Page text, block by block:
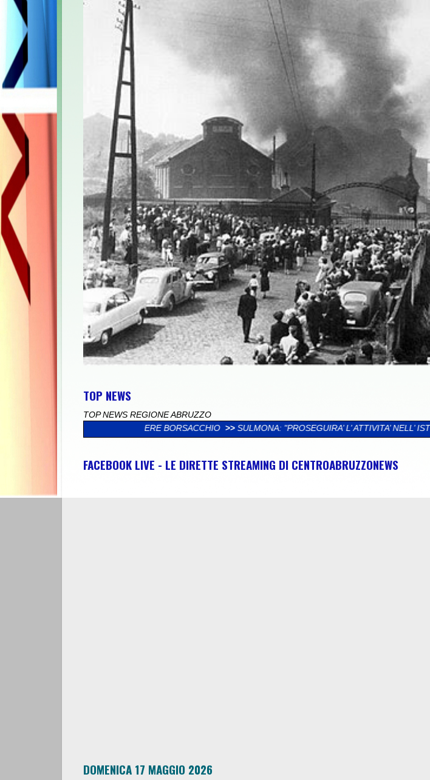
TOP NEWS
TOP NEWS REGIONE ABRUZZO
SULMONA: "PROSEGUIRA’ L’ ATTIVITA’ NELL’ ISTITUTO “REGINA
FACEBOOK LIVE - LE DIRETTE STREAMING DI CENTROABRUZZONEWS
DOMENICA 17 MAGGIO 2026